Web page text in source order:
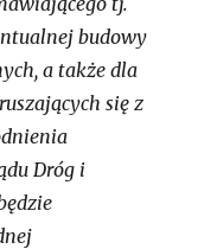
budowy
a także dla
się z
Dróg i